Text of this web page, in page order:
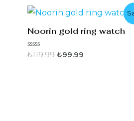
Noorin gold ring watch
5
₺119.99 ₺99.99